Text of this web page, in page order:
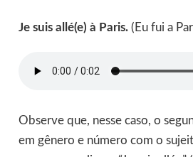
Je suis allé(e) à Paris. (Eu fui a
Observe que, nesse caso, o
em gênero e número com o